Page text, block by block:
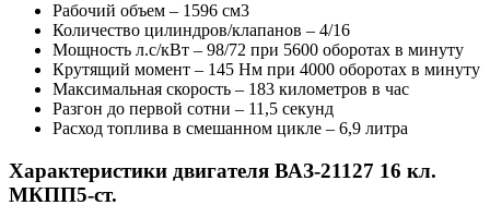
Рабочий объем – 1596 см3
Количество цилиндров/клапанов – 4/16
Мощность л.с/кВт – 98/72 при 5600 оборотах в минуту
Крутящий момент – 145 Нм при 4000 оборотах в минуту
Максимальная скорость – 183 километров в час
Разгон до первой сотни – 11,5 секунд
Расход топлива в смешанном цикле – 6,9 литра
Характеристики двигателя ВАЗ-21127 16 кл.
МКПП5-ст.